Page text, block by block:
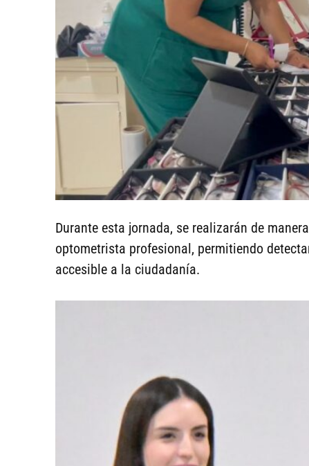
Durante esta jornada, se realizarán de
optometrista profesional, permitiendo
accesible a la ciudadanía.